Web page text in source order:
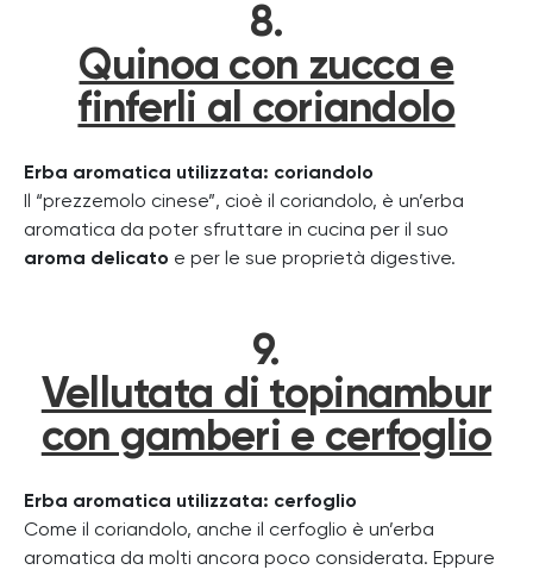
8.
Quinoa con zucca e
finferli al coriandolo
Erba aromatica utilizzata: coriandolo
Il “prezzemolo cinese”, cioè il coriandolo, è un’erba
aromatica da poter sfruttare in cucina per il suo
aroma delicato e per le sue proprietà digestive.
9.
Vellutata di topinambur
con gamberi e cerfoglio
Erba aromatica utilizzata: cerfoglio
Come il coriandolo, anche il cerfoglio è un’erba
aromatica da molti ancora poco considerata. Eppure